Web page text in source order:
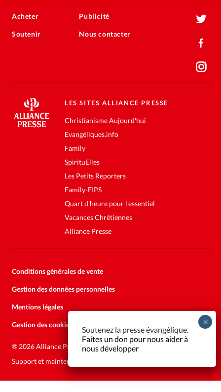
Acheter
Soutenir
Publicité
Nous contacter
LES SITES ALLIANCE PRESSE
Christianisme Aujourd'hui
Evangéliques.info
Family
SpirituElles
Les Petits Reporters
Family-FIPS
Quart d'heure pour l'essentiel
Vacances Chrétiennes
Alliance Presse
Conditions générales de vente
Gestion des données personnelles
Mentions légales
Gestion des cookies
® 2026 Alliance Presse
Support et maintenance:
Soutenez la presse évangélique.
Faites un don pour nous aider à
nous développer